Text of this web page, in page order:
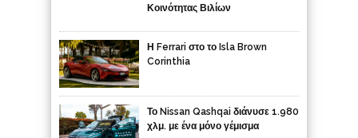
Κοινότητας Βιλίων
Η Ferrari στο το Isla Brown
Corinthia
Το Nissan Qashqai διάνυσε 1.980
χλμ. με ένα μόνο γέμισμα